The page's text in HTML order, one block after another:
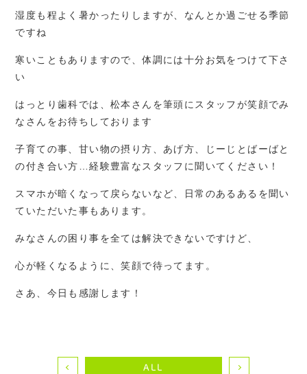
湿度も程よく暑かったりしますが、なんとか過ごせる季節
ですね
寒いこともありますので、体調には十分お気をつけて下さ
い
はっとり歯科では、松本さんを筆頭にスタッフが笑顔でみ
なさんをお待ちしております
子育ての事、甘い物の摂り方、あげ方、じーじとばーばと
の付き合い方…経験豊富なスタッフに聞いてください！
スマホが暗くなって戻らないなど、日常のあるあるを聞い
ていただいた事もあります。
みなさんの困り事を全ては解決できないですけど、
心が軽くなるように、笑顔で待ってます。
さあ、今日も感謝します！
ALL